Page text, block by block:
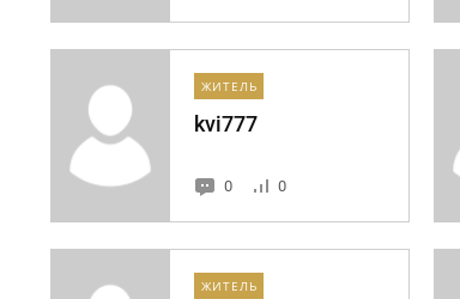
ЖИТЕЛЬ
kvi777
0 0
ЖИТЕЛЬ